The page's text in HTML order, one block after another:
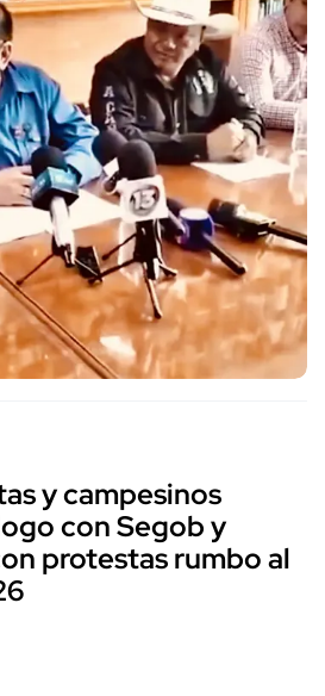
y campesinos
con Segob y
protestas rumbo al